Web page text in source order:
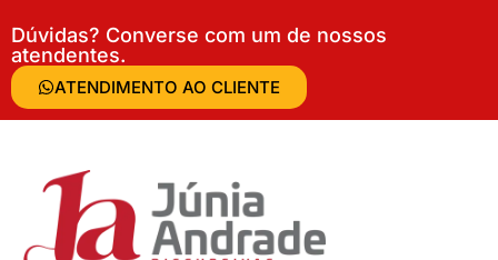
Dúvidas? Converse com um de nossos
atendentes.
ATENDIMENTO AO CLIENTE